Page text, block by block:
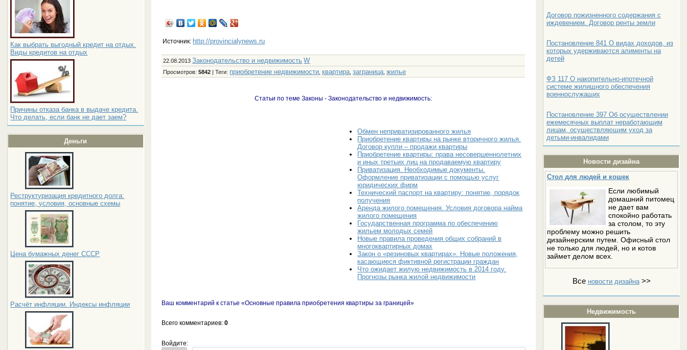
Как выбрать выгодный кредит на отдых.
Виды кредитов на отдых
Причины отказа банка в выдаче кредита.
Что делать, если банк не дает заем?
Деньги
Реструктуризация кредитного долга:
понятие, условия, основные схемы
Цена бумажных денег СССР
Расчёт инфляции. Индексы инфляции
Договор пожизненного содержания с
иждевением. Договор ренты земли
Постановление 841 О видах доходов, из
которых удерживаются алименты на
детей
ФЗ 117 О накопительно-ипотечной
системе жилищного обеспечения
военнослужащих
Постановление 397 Об осуществлении
ежемесячных выплат неработающим
лицам, осуществляющим уход за
детьми-инвалидами
Новости дизайна
Стол для людей и кошек
Если любимый
домашний питомец
не дает вам
спокойно работать
за столом, то эту
проблему можно решить
дизайнерским путем. Офисный стол
не только для людей, но и котов
займет делом всех.
Все новости дизайна>>
Недвижимость
Источник: http://provincialynews.ru
22.08.2013Законодательство и недвижимость W
Просмотров:5842 |Теги: приобретение недвижимости квартира ,заграница ,жилье
Статьи по теме Законы - Законодательство и недвижимость:
Обмен неприватизированного жилья
Приобретение квартиры на рынке вторичного жилья.
Договор купли – продажи квартиры
Приобретение квартиры: права несовершеннолетних
и иных третьих лиц на продаваемую квартиру
Приватизация. Необходимые документы.
Оформление приватизации с помощью услуг
юридических фирм
Технический паспорт на квартиру: понятие, порядок
получения
Аренда жилого помещения. Условия договора найма
жилого помещения
Государственная программа по обеспечению
жильем молодых семей
Новые правила проведения общих собраний в
многоквартирных домах
Закон о «резиновых квартирах». Новые положения,
касающиеся фиктивной регистрации граждан
Что ожидает жилую недвижимость в 2014 году.
Прогнозы рынка жилой недвижимости
Ваш комментарий к статье «Основные правила приобретения квартиры за границей»
Всего комментариев:0
Войдите: